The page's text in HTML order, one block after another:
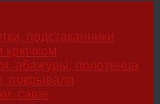
подстаканники
крючком
абажуры, полотенца
покрывала
саше